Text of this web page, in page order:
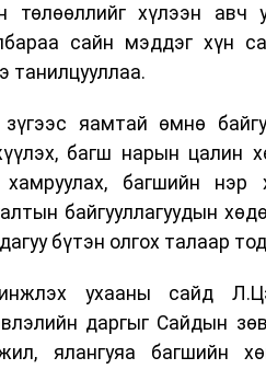
төлөөллийг хүлээн
сайн мэддэг хүн
танилцууллаа.
яамтай өмнө
багш нарын цалин
багшийн нэр
байгууллагуудын
бүтэн олгох талаар
ухааны сайд
даргыг Сайдын
ялангуяа багшийн